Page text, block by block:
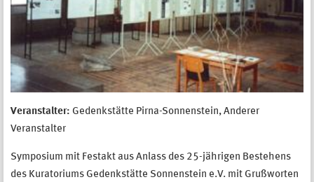
Veranstalter: Gedenkstätte Pirna-Sonnenstein, Anderer
Veranstalter
Symposium mit Festakt aus Anlass des 25-jährigen Bestehens
des Kuratoriums Gedenkstätte Sonnenstein e.V. mit Grußworten